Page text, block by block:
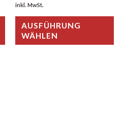
inkl. MwSt.
AUSFÜHRUNG
WÄHLEN